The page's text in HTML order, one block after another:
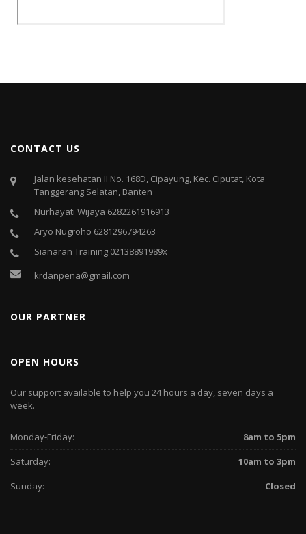
CONTACT US
Jalan kesehatan II No. 168D, Cipayung, Kec. Ciputat, Kota
Tanggerang Selatan, Banten
Nurhayati Wijaya 6282261916913
Aryo Nugroho 6281296794263
Sianaran Training 02138891989x
krdanpena@gmail.com
OUR PARTNER
OPEN HOURS
Our support available to help you 24 hours a day, seven days a
week.
Monday-Friday:
8am to 5pm
Saturday:
10am to 3pm
Sunday:
Closed